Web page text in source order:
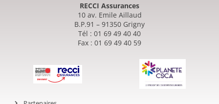
RECCI Assurances
10 av. Emile Aillaud
B.P.91 – 91350 Grigny
Tél : 01 69 49 40 40
Fax : 01 69 49 40 59